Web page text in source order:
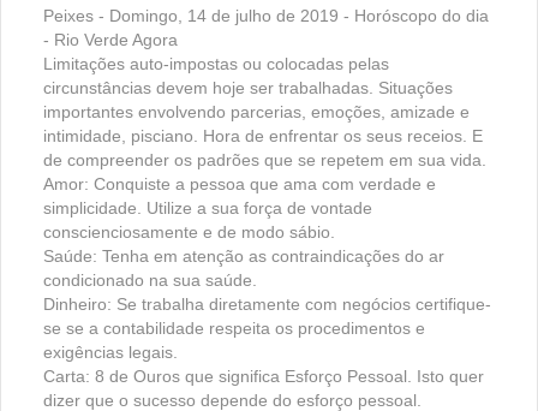
Peixes - Domingo, 14 de julho de 2019 - Horóscopo do dia
- Rio Verde Agora
Limitações auto-impostas ou colocadas pelas
circunstâncias devem hoje ser trabalhadas. Situações
importantes envolvendo parcerias, emoções, amizade e
intimidade, pisciano. Hora de enfrentar os seus receios. E
de compreender os padrões que se repetem em sua vida.
Amor: Conquiste a pessoa que ama com verdade e
simplicidade. Utilize a sua força de vontade
conscienciosamente e de modo sábio.
Saúde: Tenha em atenção as contraindicações do ar
condicionado na sua saúde.
Dinheiro: Se trabalha diretamente com negócios certifique-
se se a contabilidade respeita os procedimentos e
exigências legais.
Carta: 8 de Ouros que significa Esforço Pessoal. Isto quer
dizer que o sucesso depende do esforço pessoal.